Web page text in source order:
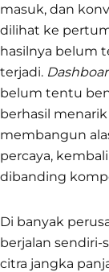
masuk, dan
dilihat ke
hasilnya belum
terjadi.
belum tentu
berhasil
membangun
percaya,
dibanding
Di banyak
berjalan sendiri-
citra jangka